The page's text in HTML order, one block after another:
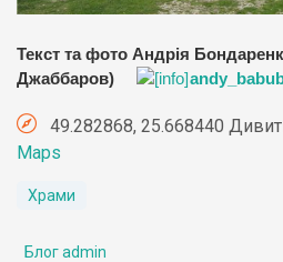
Текст та фото Андрія
Джаббаров)
49.282868, 25.668440
Maps
Храми
Блог admin